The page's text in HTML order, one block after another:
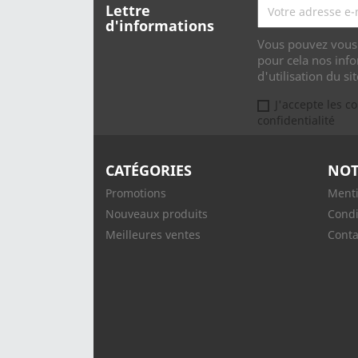
Lettre
d'informations
Vous pouvez
pour cela nos
d'utilisation du
J'accepte les
confidentialité
CATÉGORIES
Promotions
Nouveaux produits
Meilleures ventes